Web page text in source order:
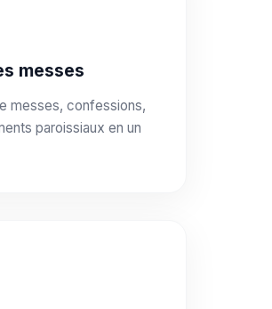
messes
messes, confessions,
paroissiaux en un